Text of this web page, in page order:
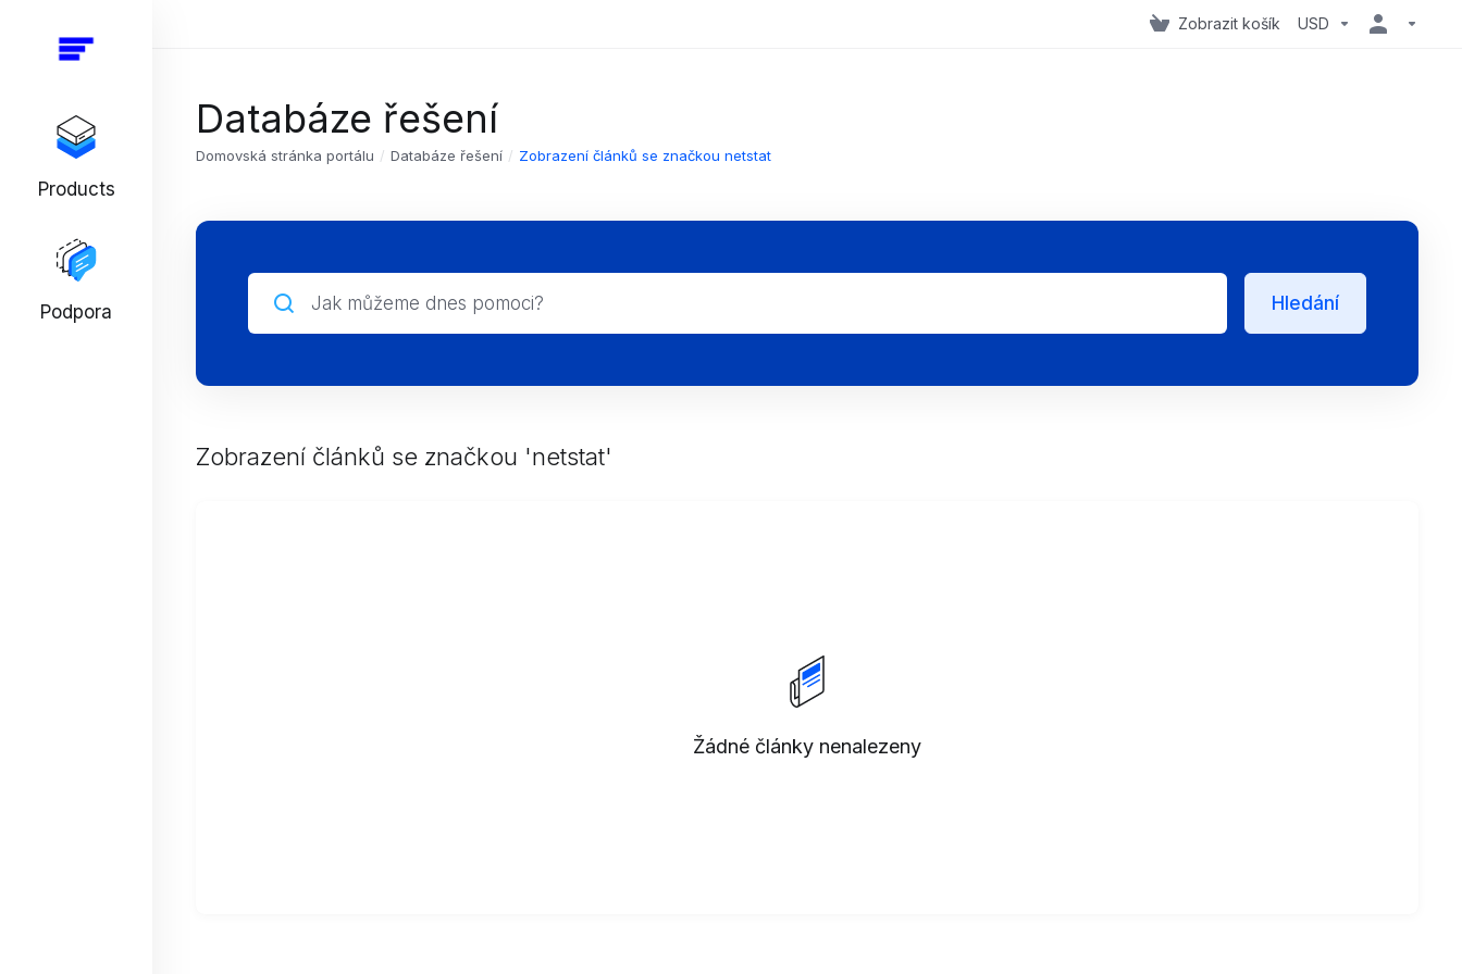
Products
Podpora
Zobrazit košík USD
Databáze řešení
Domovská stránka portálu Databáze řešení Zobrazení článků se značkou netstat
Hledání
Zobrazení článků se značkou 'netstat'
Žádné články nenalezeny